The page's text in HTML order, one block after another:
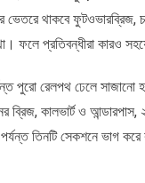
ভেতরে থাকবে
ফলে প্রতিবন্ধীরা কারও
পুরো রেলপথ ঢেলে
ব্রিজ, কালভার্ট ও
তিনটি সেকশনে ভাগ করে